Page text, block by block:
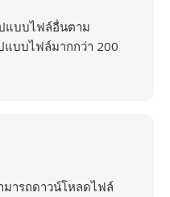
แบบไฟล์อื่นตาม
แบบไฟล์มากกว่า 200
ารถดาวน์โหลดไฟล์